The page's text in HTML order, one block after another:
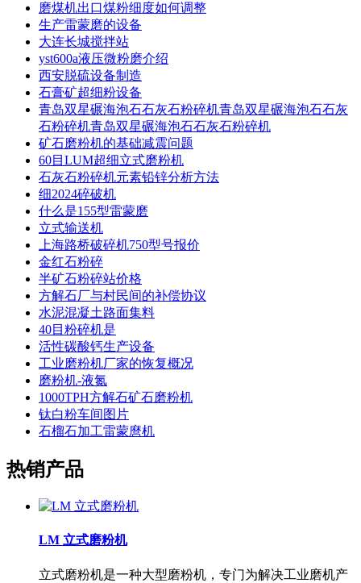
磨煤机出口煤粉细度如何调整
生产雷蒙磨的设备
大连长城搅拌站
yst600a液压微粉磨介绍
西安脱硫设备制造
石膏矿超细粉设备
青岛双星碾海泡石石灰石粉碎机青岛双星碾海泡石石灰
石粉碎机青岛双星碾海泡石石灰石粉碎机
矿石磨粉机的基础减震问题
60目LUM超细立式磨粉机
石灰石粉碎机元素铅锌分析方法
细2024碎破机
什么是155型雷蒙磨
立式输送机
上海路桥破碎机750型号报价
金红石粉碎
半矿石粉碎站价格
方解石厂与村民间的补偿协议
水泥混凝土路面集料
40目粉碎机是
活性碳酸钙生产设备
工业磨粉机厂家的恢复概况
磨粉机-液氮
1000TPH方解石矿石磨粉机
钛白粉车间图片
石榴石加工雷蒙麿机
热销产品
LM 立式磨粉机
立式磨粉机是一种大型磨粉机，专门为解决工业磨机产